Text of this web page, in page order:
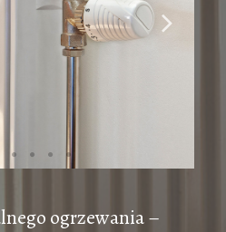
ogrzewania –